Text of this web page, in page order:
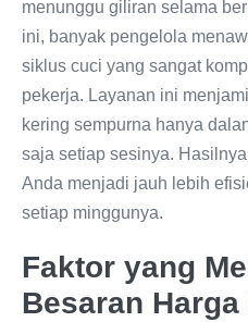
menunggu giliran selama
ini, banyak pengelola
siklus cuci yang sangat
pekerja. Layanan ini
kering sempurna hanya
saja setiap sesinya.
Anda menjadi jauh lebih
setiap minggunya.
Faktor yang
Besaran